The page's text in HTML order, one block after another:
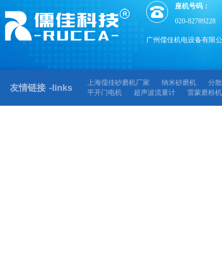
座机号码：
020-82789228
广州儒佳机电设备有限
友情链接 -links
上海儒佳砂磨机厂家 纳米砂磨机
分
平开门电机
超声波流量计 雷蒙磨粉机